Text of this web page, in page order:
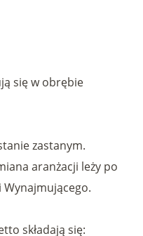
się w obrębie
zastanym.
aranżacji leży po
składają się: